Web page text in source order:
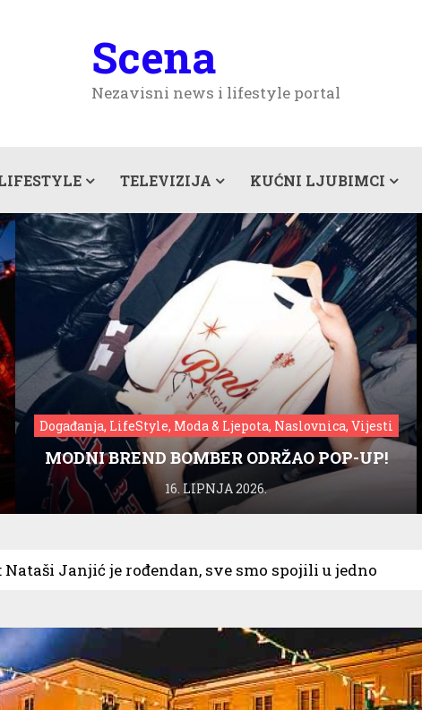
Scena
Nezavisni news i lifestyle portal
TELEVIZIJA KUĆNI LJUBIMCI
Događanja, LifeStyle, Moda & Ljepota, Naslovnica, Vijesti
MODNI BREND BOMBER ODRŽAO POP-UP!
16. LIPNJA 2026.
Nataši Janjić je rođendan, sve smo spojili u jedno